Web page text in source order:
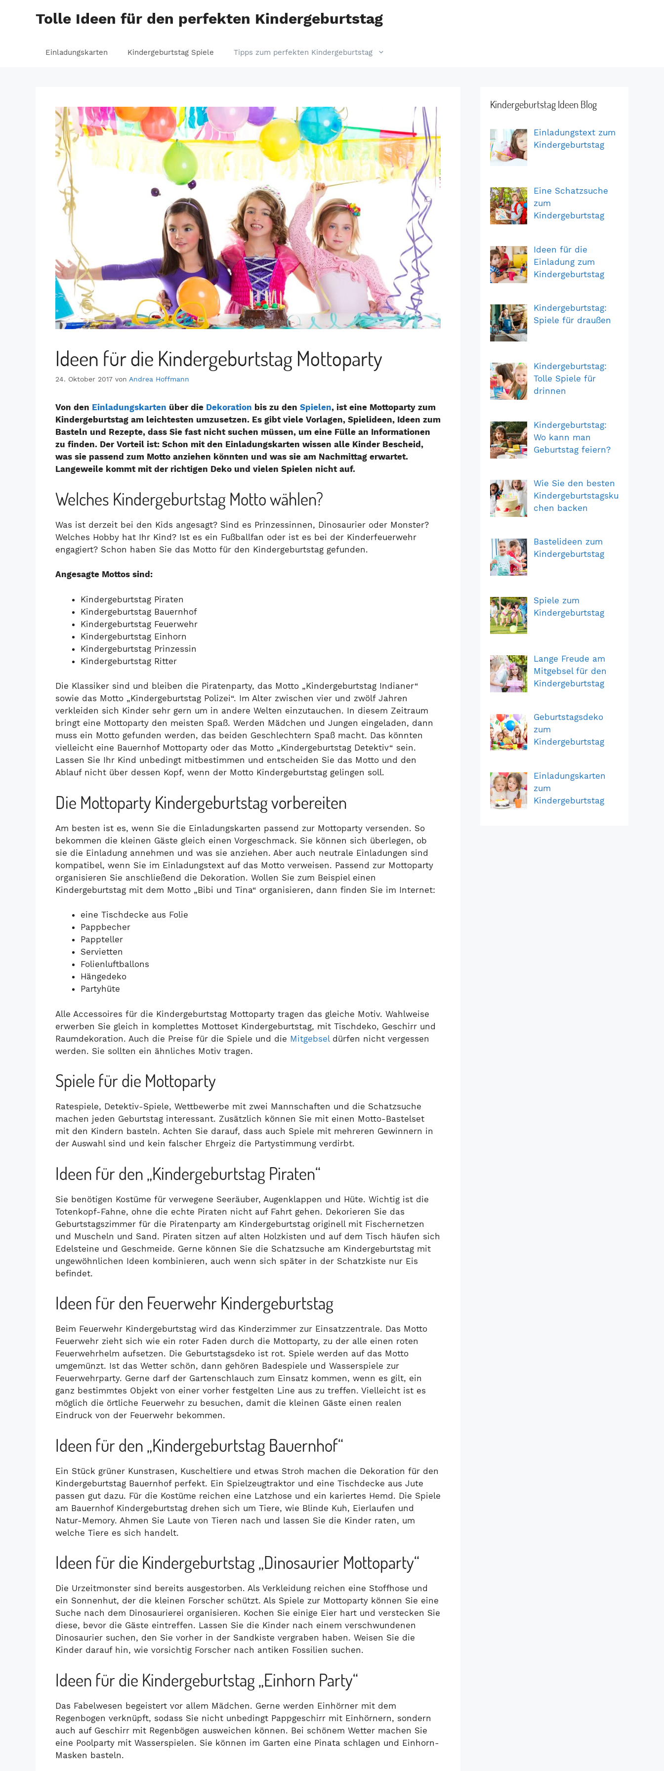
Tolle Ideen für den perfekten Kindergeburtstag
Einladungskarten Kindergeburtstag Spiele Tipps zum perfekten Kindergeburtstag
Ideen für die Kindergeburtstag Mottoparty
24. Oktober 2017 von Andrea Hoffmann
Von den Einladungskarten über die Dekoration bis zu den Spielen, ist eine Mottoparty zum
Kindergeburtstag am leichtesten umzusetzen. Es gibt viele Vorlagen, Spielideen, Ideen zum
Basteln und Rezepte, dass Sie fast nicht suchen müssen, um eine Fülle an Informationen
zu finden. Der Vorteil ist: Schon mit den Einladungskarten wissen alle Kinder Bescheid,
was sie passend zum Motto anziehen könnten und was sie am Nachmittag erwartet.
Langeweile kommt mit der richtigen Deko und vielen Spielen nicht auf.
Welches Kindergeburtstag Motto wählen?
Was ist derzeit bei den Kids angesagt? Sind es Prinzessinnen, Dinosaurier oder Monster?
Welches Hobby hat Ihr Kind? Ist es ein Fußballfan oder ist es bei der Kinderfeuerwehr
engagiert? Schon haben Sie das Motto für den Kindergeburtstag gefunden.
Angesagte Mottos sind:
Kindergeburtstag Piraten
Kindergeburtstag Bauernhof
Kindergeburtstag Feuerwehr
Kindergeburtstag Einhorn
Kindergeburtstag Prinzessin
Kindergeburtstag Ritter
Die Klassiker sind und bleiben die Piratenparty, das Motto „Kindergeburtstag Indianer“
sowie das Motto „Kindergeburtstag Polizei“. Im Alter zwischen vier und zwölf Jahren
verkleiden sich Kinder sehr gern um in andere Welten einzutauchen. In diesem Zeitraum
bringt eine Mottoparty den meisten Spaß. Werden Mädchen und Jungen eingeladen, dann
muss ein Motto gefunden werden, das beiden Geschlechtern Spaß macht. Das könnten
vielleicht eine Bauernhof Mottoparty oder das Motto „Kindergeburtstag Detektiv“ sein.
Lassen Sie Ihr Kind unbedingt mitbestimmen und entscheiden Sie das Motto und den
Ablauf nicht über dessen Kopf, wenn der Motto Kindergeburtstag gelingen soll.
Die Mottoparty Kindergeburtstag vorbereiten
Am besten ist es, wenn Sie die Einladungskarten passend zur Mottoparty versenden. So
bekommen die kleinen Gäste gleich einen Vorgeschmack. Sie können sich überlegen, ob
sie die Einladung annehmen und was sie anziehen. Aber auch neutrale Einladungen sind
kompatibel, wenn Sie im Einladungstext auf das Motto verweisen. Passend zur Mottoparty
organisieren Sie anschließend die Dekoration. Wollen Sie zum Beispiel einen
Kindergeburtstag mit dem Motto „Bibi und Tina“ organisieren, dann finden Sie im Internet:
eine Tischdecke aus Folie
Pappbecher
Pappteller
Servietten
Folienluftballons
Hängedeko
Partyhüte
Alle Accessoires für die Kindergeburtstag Mottoparty tragen das gleiche Motiv. Wahlweise
erwerben Sie gleich in komplettes Mottoset Kindergeburtstag, mit Tischdeko, Geschirr und
Raumdekoration. Auch die Preise für die Spiele und die Mitgebseldürfen nicht vergessen
werden. Sie sollten ein ähnliches Motiv tragen.
Spiele für die Mottoparty
Ratespiele, Detektiv-Spiele, Wettbewerbe mit zwei Mannschaften und die Schatzsuche
machen jeden Geburtstag interessant. Zusätzlich können Sie mit einen Motto-Bastelset
mit den Kindern basteln. Achten Sie darauf, dass auch Spiele mit mehreren Gewinnern in
der Auswahl sind und kein falscher Ehrgeiz die Partystimmung verdirbt.
Ideen für den „Kindergeburtstag Piraten“
Sie benötigen Kostüme für verwegene Seeräuber, Augenklappen und Hüte. Wichtig ist die
Totenkopf-Fahne, ohne die echte Piraten nicht auf Fahrt gehen. Dekorieren Sie das
Geburtstagszimmer für die Piratenparty am Kindergeburtstag originell mit Fischernetzen
und Muscheln und Sand. Piraten sitzen auf alten Holzkisten und auf dem Tisch häufen sich
Edelsteine und Geschmeide. Gerne können Sie die Schatzsuche am Kindergeburtstag mit
ungewöhnlichen Ideen kombinieren, auch wenn sich später in der Schatzkiste nur Eis
befindet.
Ideen für den Feuerwehr Kindergeburtstag
Beim Feuerwehr Kindergeburtstag wird das Kinderzimmer zur Einsatzzentrale. Das Motto
Feuerwehr zieht sich wie ein roter Faden durch die Mottoparty, zu der alle einen roten
Feuerwehrhelm aufsetzen. Die Geburtstagsdeko ist rot. Spiele werden auf das Motto
umgemünzt. Ist das Wetter schön, dann gehören Badespiele und Wasserspiele zur
Feuerwehrparty. Gerne darf der Gartenschlauch zum Einsatz kommen, wenn es gilt, ein
ganz bestimmtes Objekt von einer vorher festgelten Line aus zu treffen. Vielleicht ist es
möglich die örtliche Feuerwehr zu besuchen, damit die kleinen Gäste einen realen
Eindruck von der Feuerwehr bekommen.
Ideen für den „Kindergeburtstag Bauernhof“
Ein Stück grüner Kunstrasen, Kuscheltiere und etwas Stroh machen die Dekoration für den
Kindergeburtstag Bauernhof perfekt. Ein Spielzeugtraktor und eine Tischdecke aus Jute
passen gut dazu. Für die Kostüme reichen eine Latzhose und ein kariertes Hemd. Die Spiele
am Bauernhof Kindergeburtstag drehen sich um Tiere, wie Blinde Kuh, Eierlaufen und
Natur-Memory. Ahmen Sie Laute von Tieren nach und lassen Sie die Kinder raten, um
welche Tiere es sich handelt.
Ideen für die Kindergeburtstag „Dinosaurier Mottoparty“
Die Urzeitmonster sind bereits ausgestorben. Als Verkleidung reichen eine Stoffhose und
ein Sonnenhut, der die kleinen Forscher schützt. Als Spiele zur Mottoparty können Sie eine
Suche nach dem Dinosaurierei organisieren. Kochen Sie einige Eier hart und verstecken Sie
diese, bevor die Gäste eintreffen. Lassen Sie die Kinder nach einem verschwundenen
Dinosaurier suchen, den Sie vorher in der Sandkiste vergraben haben. Weisen Sie die
Kinder darauf hin, wie vorsichtig Forscher nach antiken Fossilien suchen.
Ideen für die Kindergeburtstag „Einhorn Party“
Das Fabelwesen begeistert vor allem Mädchen. Gerne werden Einhörner mit dem
Regenbogen verknüpft, sodass Sie nicht unbedingt Pappgeschirr mit Einhörnern, sondern
auch auf Geschirr mit Regenbögen ausweichen können. Bei schönem Wetter machen Sie
eine Poolparty mit Wasserspielen. Sie können im Garten eine Pinata schlagen und Einhorn-
Masken basteln.
Kindergeburtstag Ideen Blog
Einladungstext zum
Kindergeburtstag
Eine Schatzsuche
zum
Kindergeburtstag
Ideen für die
Einladung zum
Kindergeburtstag
Kindergeburtstag:
Spiele für draußen
Kindergeburtstag:
Tolle Spiele für
drinnen
Kindergeburtstag:
Wo kann man
Geburtstag feiern?
Wie Sie den besten
Kindergeburtstagsku
chen backen
Bastelideen zum
Kindergeburtstag
Spiele zum
Kindergeburtstag
Lange Freude am
Mitgebsel für den
Kindergeburtstag
Geburtstagsdeko
zum
Kindergeburtstag
Einladungskarten
zum
Kindergeburtstag